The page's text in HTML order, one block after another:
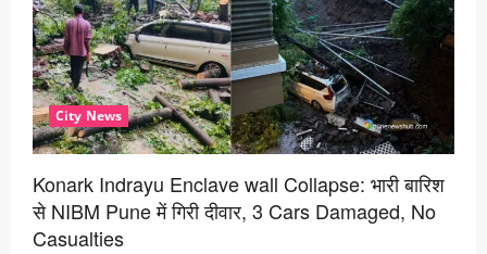
City News
Konark Indrayu Enclave wall Collapse: भारी बारिश
से NIBM Pune में गिरी दीवार, 3 Cars Damaged, No
Casualties